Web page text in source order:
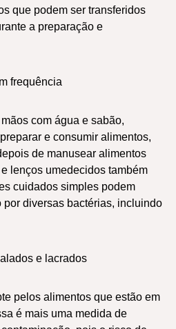
que podem ser transferidos
a preparação e
frequência
com água e sabão,
e consumir alimentos,
de manusear alimentos
lenços umedecidos também
cuidados simples podem
por diversas bactérias, incluindo
e lacrados
pelos alimentos que estão em
é mais uma medida de